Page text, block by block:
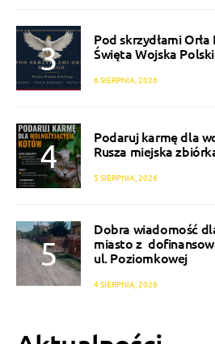
Pod skrzydłami
Święta Wojska
6 SIERPNIA, 2026
Podaruj karmę dla
Rusza miejska
5 SIERPNIA, 2026
Dobra wiadomość
miasto z
ul. Poziomkowej
4 SIERPNIA, 2026